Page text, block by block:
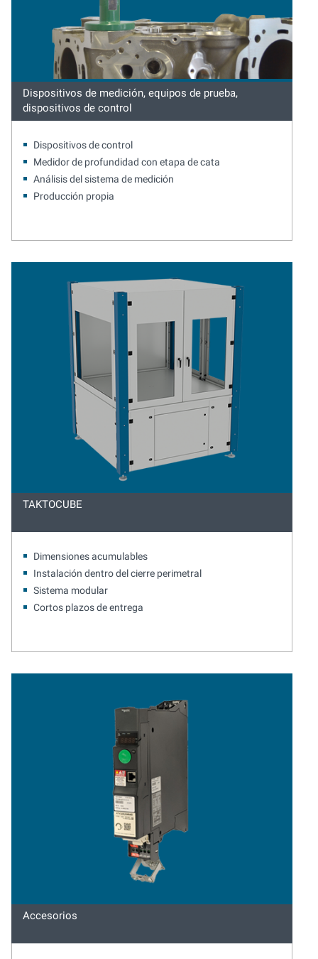
Dispositivos de medición, equipos de prueba,
dispositivos de control
Dispositivos de control
Medidor de profundidad con etapa de cata
Análisis del sistema de medición
Producción propia
TAKTOCUBE
Dimensiones acumulables
Instalación dentro del cierre perimetral
Sistema modular
Cortos plazos de entrega
Accesorios